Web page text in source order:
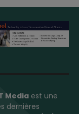
Media est une
dernières